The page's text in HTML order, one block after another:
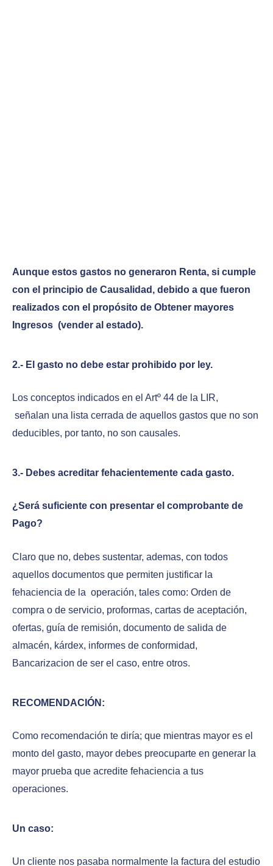
Aunque estos gastos no generaron Renta, si cumple
con el principio de Causalidad, debido a que fueron
realizados con el propósito de Obtener mayores
Ingresos (vender al estado).
2.- El gasto no debe estar prohibido por ley.
Los conceptos indicados en el Artº 44 de la LIR,
señalan una lista cerrada de aquellos gastos que no son
deducibles, por tanto, no son causales.
3.- Debes acreditar fehacientemente cada gasto.
¿Será suficiente con presentar el comprobante de
Pago?
Claro que no, debes sustentar, ademas, con todos
aquellos documentos que permiten justificar la
fehaciencia de la operación, tales como: Orden de
compra o de servicio, proformas, cartas de aceptación,
ofertas, guía de remisión, documento de salida de
almacén, kárdex, informes de conformidad,
Bancarizacion de ser el caso, entre otros.
RECOMENDACIÓN :
Como recomendación te diría; que mientras mayor es el
monto del gasto, mayor debes preocuparte en generar la
mayor prueba que acredite fehaciencia a tus
operaciones.
Un caso:
Un cliente nos pasaba normalmente la factura del estudio